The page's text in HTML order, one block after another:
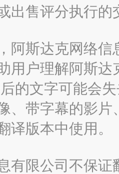
出售评分执行的
阿斯达克网络
用户理解阿斯
的文字可能会
、带字幕的影
译版本中使用。
有限公司不保